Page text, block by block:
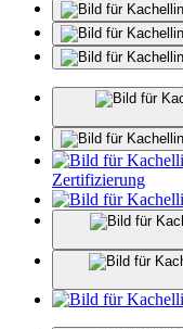
Zertifizierung